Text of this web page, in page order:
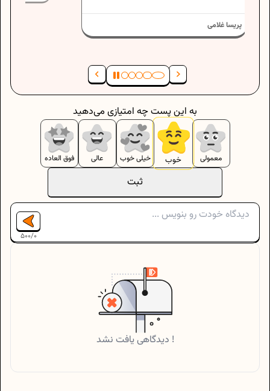
ثبت
معمولی خوب خیلی خوب عالی فوق العاده
به این پست چه امتیازی می‌دهید
500/0
دیدگاهی یافت نشد !